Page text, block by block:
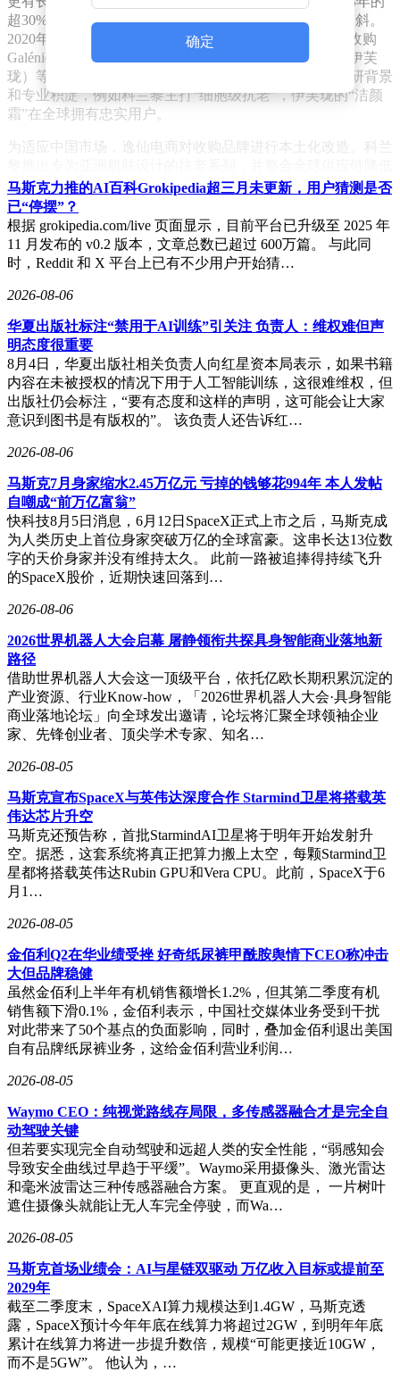
超30%降至2025年的20.8%，同时将资源向护肤品领域倾斜。
2020年至2021年，逸仙电商通过自主孵化“完子心选”和收购
Galénic（科兰黎）、DR.WU（达尔肤）、EVE LOM（伊芙
珑）等品牌，构建起高端护肤矩阵。这些品牌均具备科研背景
和专业积淀，例如科兰黎主打“细胞级抗老”，伊芙珑的“洁颜
霜”在全球拥有忠实用户。
为适应中国市场，逸仙电商对收购品牌进行本土化改造。科兰
生产成本。2023年，公司与科丝美诗合作建设的工厂投产，投
资超6亿元，形成“1座全球先进工厂+3个研发中心+4大领域布
局+6个共建实验室+20+联合项目”的研发体系。2021年至2025
年，研发费用占比连续四年维持在3%以上，2025年Q4研发投
入占比达2.8%，接近国际一线巨头水平。
营销策略也同步升级。逸仙电商将原本投入头部KOL的预算
域池，通过一对一服务提升用户粘性。产品层面，科兰黎
以“一瓶代替水乳精华面霜”“每晚3分钟”为卖点，精准切入忙
碌精英群体的省时需求，同时通过“秋天的第一套提亮护肤
品”等话题强化季节性认知。2025年2月，科兰黎销量冲进抖音
平台前三，客单价较国产品牌高出3-5倍，仅次于海蓝之谜。
26.7%；Non-GAAP净利润首次转正，达840万元。其中，护肤
品业务占比53%，Q4占比提升至61.1%，科兰黎、伊芙珑、达
尔肤三大品牌贡献主要增量，护肤业务全年收入同比增长
63.5%。从完美日记单价不足百元的口红到科兰黎千元级单
品，逸仙电商的转型本质仍是流量逻辑的延伸，但赛道切换让
其重获生机。
尽管实现单季度盈利，逸仙电商仍面临挑战。2025年Q4，其
Non-GAAP归母净利润同比下降54.6%至0.46亿元，全年净亏
放增加。与传统消费品巨头相比，逸仙电商78%的毛利率虽接
近奢侈品水平，但净利润率仍有差距——欧莱雅集团毛利率常
年维持在72%-74%，净利润率通常超15%。
为突破瓶颈，逸仙电商近期通过定向发行可转债引入战略资
本，融资总额1.2亿美元，年票息率仅1.5%，初始转股价较发
资本，后者控股的阿克希龙是全球最大美妆包装供应商之一，
取顶级资源，进一步优化成本、提升品质背书。
从依赖流量到双轮驱动，逸仙电商的转型之路尚未走完。如何
降低对抖音、小红书等平台的依赖，是拓展线下渠道还是继续
收购品牌，将成为其下一步的关键抉择。而股价能否重返巅
峰，仍需时间检验。
确定
马斯克力推的AI百科Grokipedia超三月未更新，用户猜测是否
已“停摆”？
根据 grokipedia.com/live 页面显示，目前平台已升级至 2025 年
11 月发布的 v0.2 版本，文章总数已超过 600万篇。 与此同
时，Reddit 和 X 平台上已有不少用户开始猜…
2026-08-06
华夏出版社标注“禁用于AI训练”引关注 负责人：维权难但声
明态度很重要
8月4日，华夏出版社相关负责人向红星资本局表示，如果书籍
内容在未被授权的情况下用于人工智能训练，这很难维权，但
出版社仍会标注，“要有态度和这样的声明，这可能会让大家
意识到图书是有版权的”。 该负责人还告诉红…
2026-08-06
马斯克7月身家缩水2.45万亿元 亏掉的钱够花994年 本人发帖
自嘲成“前万亿富翁”
快科技8月5日消息，6月12日SpaceX正式上市之后，马斯克成
为人类历史上首位身家突破万亿的全球富豪。这串长达13位数
字的天价身家并没有维持太久。 此前一路被追捧得持续飞升
的SpaceX股价，近期快速回落到…
2026-08-06
2026世界机器人大会启幕 屠静领衔共探具身智能商业落地新
路径
借助世界机器人大会这一顶级平台，依托亿欧长期积累沉淀的
产业资源、行业Know-how，「2026世界机器人大会·具身智能
商业落地论坛」向全球发出邀请，论坛将汇聚全球领袖企业
家、先锋创业者、顶尖学术专家、知名…
2026-08-05
马斯克宣布SpaceX与英伟达深度合作 Starmind卫星将搭载英
伟达芯片升空
马斯克还预告称，首批StarmindAI卫星将于明年开始发射升
空。据悉，这套系统将真正把算力搬上太空，每颗Starmind卫
星都将搭载英伟达Rubin GPU和Vera CPU。此前，SpaceX于6
月1…
2026-08-05
金佰利Q2在华业绩受挫 好奇纸尿裤甲酰胺舆情下CEO称冲击
大但品牌稳健
虽然金佰利上半年有机销售额增长1.2%，但其第二季度有机
销售额下滑0.1%，金佰利表示，中国社交媒体业务受到干扰
对此带来了50个基点的负面影响，同时，叠加金佰利退出美国
自有品牌纸尿裤业务，这给金佰利营业利润…
2026-08-05
Waymo CEO：纯视觉路线存局限，多传感器融合才是完全自
动驾驶关键
但若要实现完全自动驾驶和远超人类的安全性能，“弱感知会
导致安全曲线过早趋于平缓”。Waymo采用摄像头、激光雷达
和毫米波雷达三种传感器融合方案。 更直观的是， 一片树叶
遮住摄像头就能让无人车完全停驶，而Wa…
2026-08-05
马斯克首场业绩会：AI与星链双驱动 万亿收入目标或提前至
2029年
截至二季度末，SpaceXAI算力规模达到1.4GW，马斯克透
露，SpaceX预计今年年底在线算力将超过2GW，到明年年底
累计在线算力将进一步提升数倍，规模“可能更接近10GW，
而不是5GW”。 他认为，…